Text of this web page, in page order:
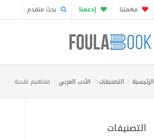
مهمتنا إدعمنا بحث متقدم
الرئيسية التصنيفات الأدب العربي مفاهيم نقدية
التصنيفات